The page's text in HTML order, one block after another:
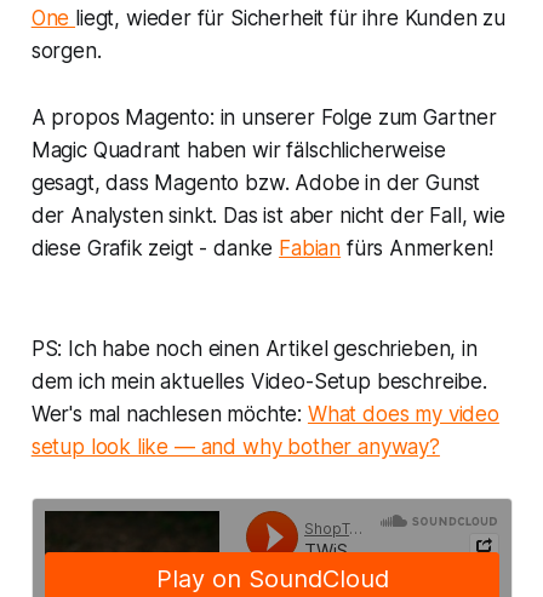
One liegt, wieder für Sicherheit für ihre Kunden zu
sorgen.
A propos Magento: in unserer Folge zum Gartner
Magic Quadrant haben wir fälschlicherweise
gesagt, dass Magento bzw. Adobe in der Gunst
der Analysten sinkt. Das ist aber nicht der Fall, wie
diese Grafik zeigt - danke Fabian fürs Anmerken!
PS: Ich habe noch einen Artikel geschrieben, in
dem ich mein aktuelles Video-Setup beschreibe.
Wer's mal nachlesen möchte: What does my video
setup look like — and why bother anyway?